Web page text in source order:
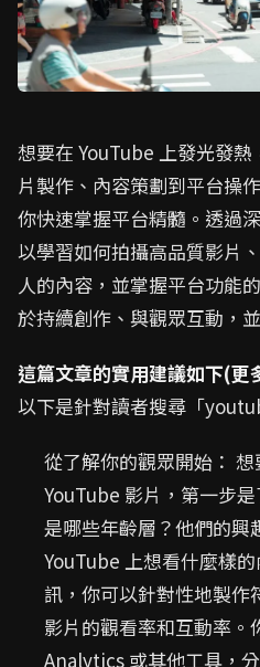
想要在 YouTube 上發光發
片製作、內容策劃到平台操
你快速掌握平台精髓。透過
以學習如何拍攝高品質影片
人的內容，並掌握平台功能
於持續創作、與觀眾互動，
這篇文章的實用建議如下(更
以下是針對讀者搜尋「
從了解你的觀眾開始：
YouTube 影片，第一步
是哪些年齡層？他們的興
YouTube 上想看什麼樣
訊，你可以針對性地製作
影片的觀看率和互動率。
Analytics 或其他工具，